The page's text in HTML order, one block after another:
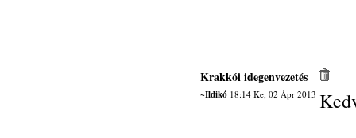
Krakkói idegenvezetés
~Ildikó18:14 Ke, 02 Ápr 2013